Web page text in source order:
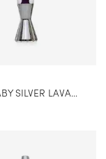
ASTRO BABY SILVER LAVALAMPA KLAR MED SVART/LILA LAVA